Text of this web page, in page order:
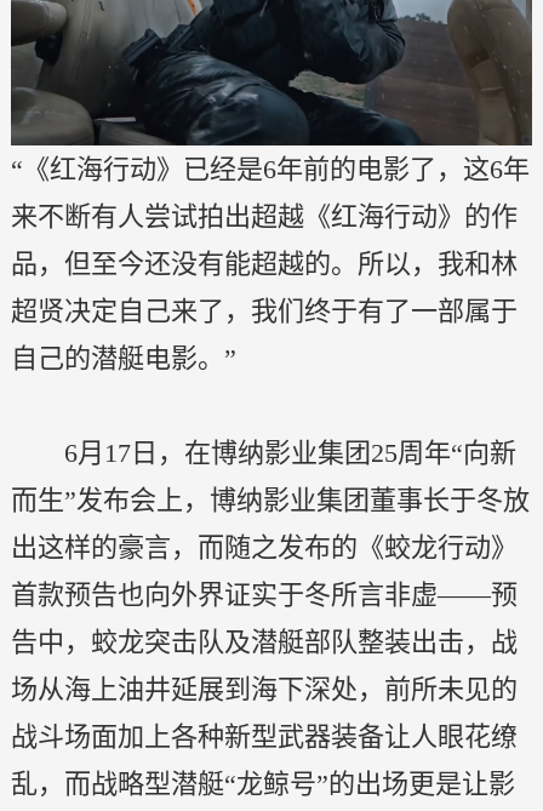
“《红海行动》已经是6年前的电影了，这6年
来不断有人尝试拍出超越《红海行动》的作
品，但至今还没有能超越的。所以，我和林
超贤决定自己来了，我们终于有了一部属于
自己的潜艇电影。”
6月17日，在博纳影业集团25周年“向新
而生”发布会上，博纳影业集团董事长于冬放
出这样的豪言，而随之发布的《蛟龙行动》
首款预告也向外界证实于冬所言非虚——预
告中，蛟龙突击队及潜艇部队整装出击，战
场从海上油井延展到海下深处，前所未见的
战斗场面加上各种新型武器装备让人眼花缭
乱，而战略型潜艇“龙鲸号”的出场更是让影